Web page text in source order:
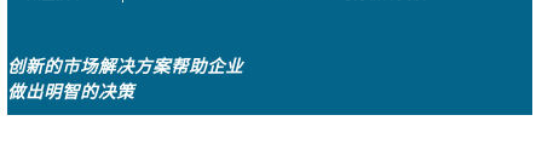
创新的市场解决方案帮助企业
做出明智的决策